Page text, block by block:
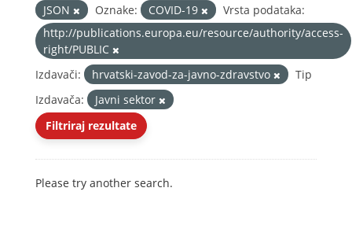
JSON
Oznake: COVID-19
Vrsta podataka:
http://publications.europa.eu/resource/authority/access-
right/PUBLIC
Izdavači:
hrvatski-zavod-za-javno-zdravstvo
Tip
Izdavača:
Javni sektor
Filtriraj rezultate
Please try another search.